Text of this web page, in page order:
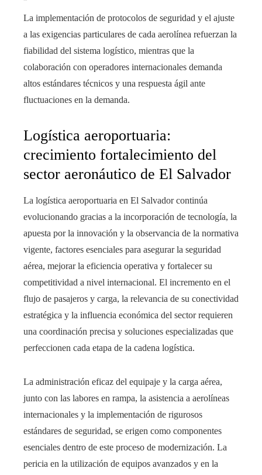
La implementación de protocolos de seguridad y el ajuste
a las exigencias particulares de cada aerolínea refuerzan la
fiabilidad del sistema logístico, mientras que la
colaboración con operadores internacionales demanda
altos estándares técnicos y una respuesta ágil ante
fluctuaciones en la demanda.
Logística aeroportuaria:
crecimiento fortalecimiento del
sector aeronáutico de El Salvador
La logística aeroportuaria en El Salvador continúa
evolucionando gracias a la incorporación de tecnología, la
apuesta por la innovación y la observancia de la normativa
vigente, factores esenciales para asegurar la seguridad
aérea, mejorar la eficiencia operativa y fortalecer su
competitividad a nivel internacional. El incremento en el
flujo de pasajeros y carga, la relevancia de su conectividad
estratégica y la influencia económica del sector requieren
una coordinación precisa y soluciones especializadas que
perfeccionen cada etapa de la cadena logística.
La administración eficaz del equipaje y la carga aérea,
junto con las labores en rampa, la asistencia a aerolíneas
internacionales y la implementación de rigurosos
estándares de seguridad, se erigen como componentes
esenciales dentro de este proceso de modernización. La
pericia en la utilización de equipos avanzados y en la